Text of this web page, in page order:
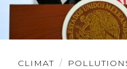
CLIMAT
Lire